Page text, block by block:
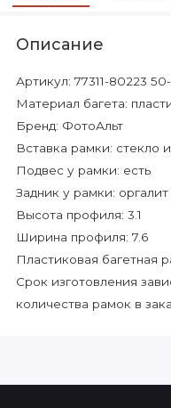
Описание
Артикул: 77311-80223
Материал багета:
Бренд: ФотоАльт
Вставка рамки: стекло
Подвес у рамки: есть
Задник у рамки:
Высота профиля: 3.1
Ширина профиля: 7.6
Пластиковая багетная
Срок изготовления
количества рамок в